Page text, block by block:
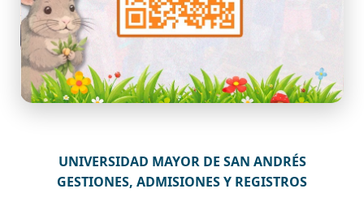
UNIVERSIDAD MAYOR DE SAN ANDRÉS
GESTIONES, ADMISIONES Y REGISTROS